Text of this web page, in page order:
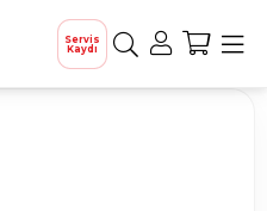
Servis
Kaydı